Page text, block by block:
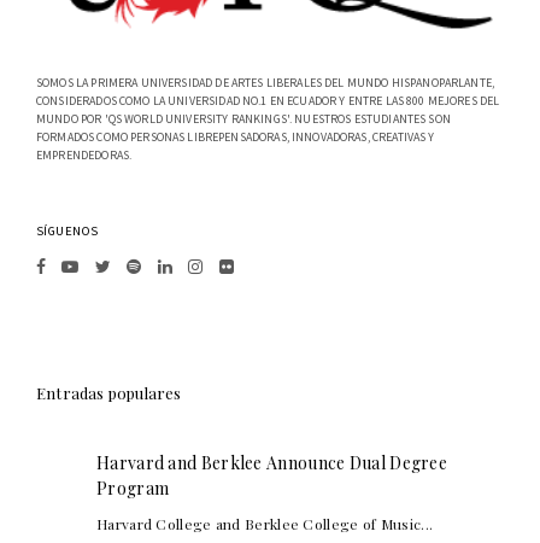
SOMOS LA PRIMERA UNIVERSIDAD DE ARTES LIBERALES DEL MUNDO HISPANOPARLANTE,
CONSIDERADOS COMO LA UNIVERSIDAD NO.1 EN ECUADOR Y ENTRE LAS 800 MEJORES DEL
MUNDO POR 'QS WORLD UNIVERSITY RANKINGS'. NUESTROS ESTUDIANTES SON
FORMADOS COMO PERSONAS LIBREPENSADORAS, INNOVADORAS, CREATIVAS Y
EMPRENDEDORAS.
SÍGUENOS
Entradas populares
Harvard and Berklee Announce Dual Degree
Program
Harvard College and Berklee College of Music...